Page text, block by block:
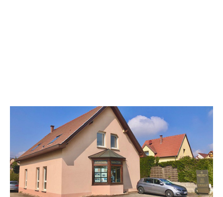
CENTURY 21 Kayser Immobilier
30 route d'Obernai
BISCHOFFSHEIM - 67870
Envoyer un message